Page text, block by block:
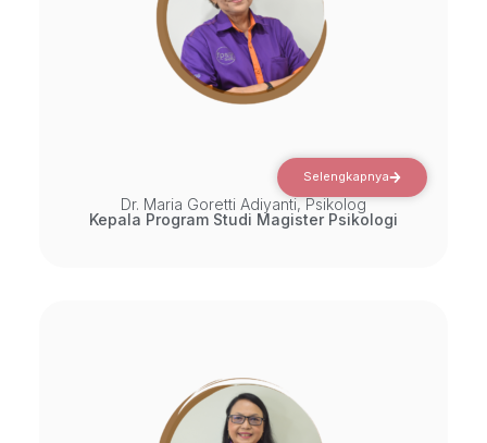
Selengkapnya
Dr. Maria Goretti Adiyanti, Psikolog
Kepala Program Studi Magister Psikologi